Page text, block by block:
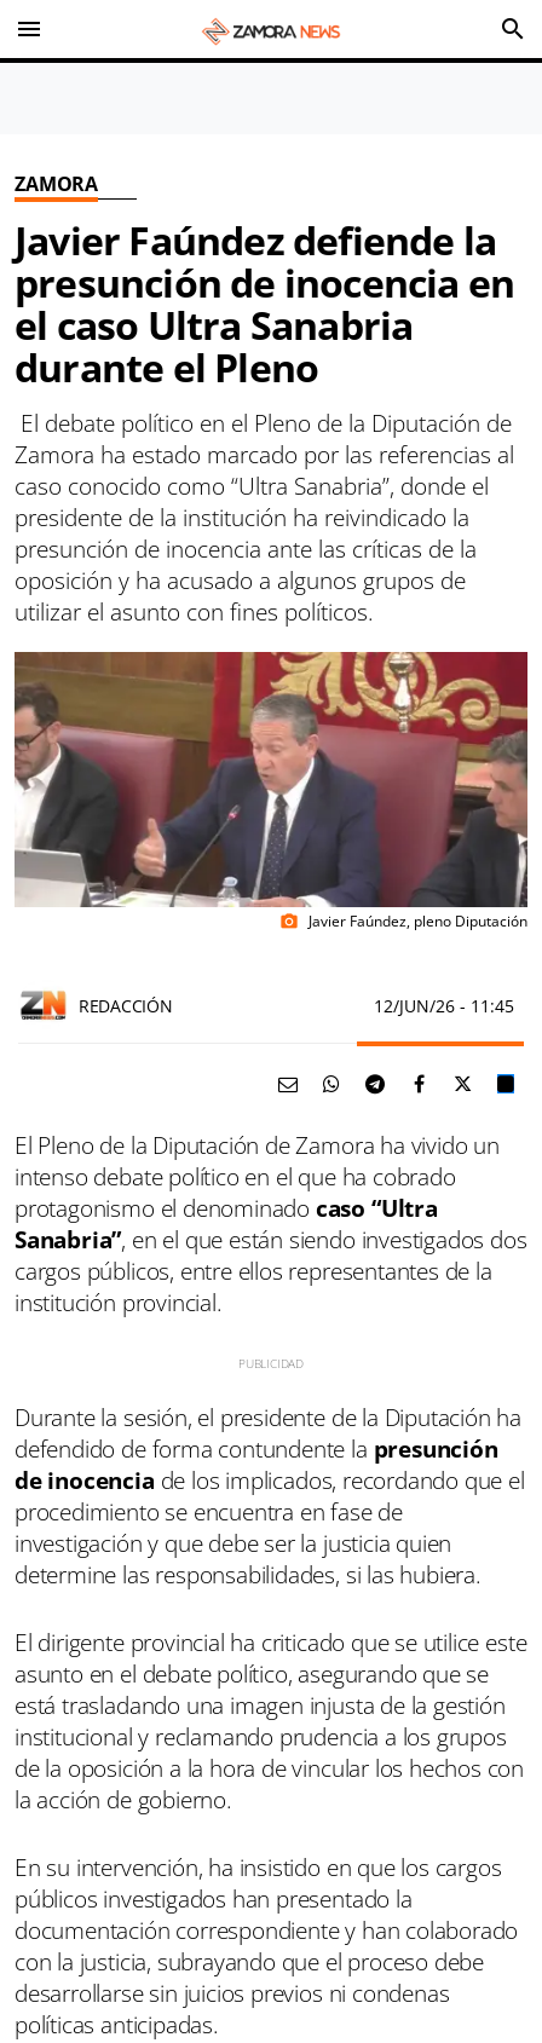
menu search
ZAMORA
Javier Faúndez defiende la
presunción de inocencia en
el caso Ultra Sanabria
durante el Pleno
El debate político en el Pleno de la Diputación de
Zamora ha estado marcado por las referencias al
caso conocido como “Ultra Sanabria”, donde el
presidente de la institución ha reivindicado la
presunción de inocencia ante las críticas de la
oposición y ha acusado a algunos grupos de
utilizar el asunto con fines políticos.
photo_camera Javier Faúndez, pleno Diputación
REDACCIÓN 12/JUN/26 - 11:45
El Pleno de la Diputación de Zamora ha vivido un
intenso debate político en el que ha cobrado
protagonismo el denominado caso “Ultra
Sanabria”, en el que están siendo investigados dos
cargos públicos, entre ellos representantes de la
institución provincial.
Durante la sesión, el presidente de la Diputación ha
defendido de forma contundente la presunción
de inocencia de los implicados, recordando que el
procedimiento se encuentra en fase de
investigación y que debe ser la justicia quien
determine las responsabilidades, si las hubiera.
El dirigente provincial ha criticado que se utilice este
asunto en el debate político, asegurando que se
está trasladando una imagen injusta de la gestión
institucional y reclamando prudencia a los grupos
de la oposición a la hora de vincular los hechos con
la acción de gobierno.
En su intervención, ha insistido en que los cargos
públicos investigados han presentado la
documentación correspondiente y han colaborado
con la justicia, subrayando que el proceso debe
desarrollarse sin juicios previos ni condenas
políticas anticipadas.